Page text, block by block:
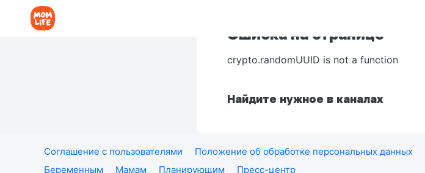
Ошибка на странице
crypto.randomUUID is not a function
Найдите нужное в каналах
Соглашение с пользователями Положение об обработке персональных данных
Беременным
Мамам Планирующим Пресс-центр